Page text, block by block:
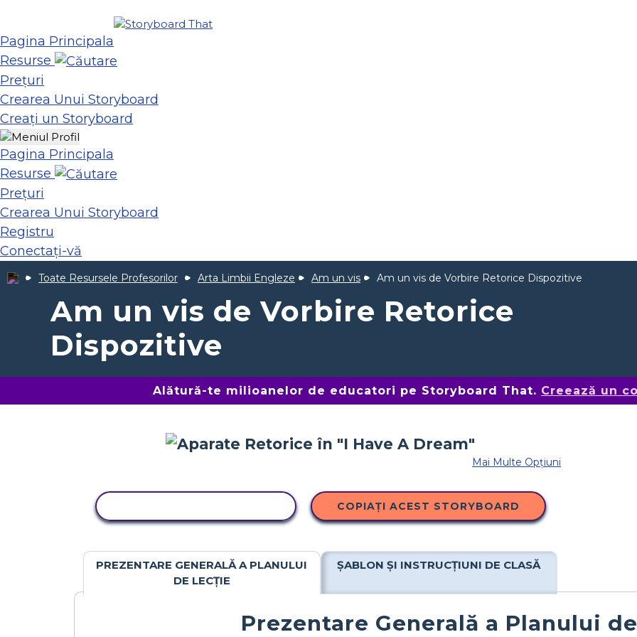
Pagina Principala
Resurse
Prețuri
Crearea Unui Storyboard
Creați un Storyboard
Pagina Principala
Resurse
Prețuri
Crearea Unui Storyboard
Registru
Conectați-vă
Toate Resursele Profesorilor Arta Limbii Engleze Am un vis Am un vis de Vorbire Retorice Dispozitive
Am un vis de Vorbire Retorice
Dispozitive
Alătură-te milioanelor de educatori pe Storyboard That. Creează un
Mai Multe Opțiuni
COPIAȚI ACEST STORYBOARD
PREZENTARE GENERALĂ A PLANULUI
DE LECȚIE
ȘABLON ȘI INSTRUCȚIUNI DE CLASĂ
Prezentare Generală a Planului